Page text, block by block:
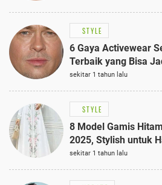
STYLE
6 Gaya Activewear
Terbaik yang Bisa
sekitar 1 tahun lalu
STYLE
8 Model Gamis
2025, Stylish untuk
Semi-Formal
sekitar 1 tahun lalu